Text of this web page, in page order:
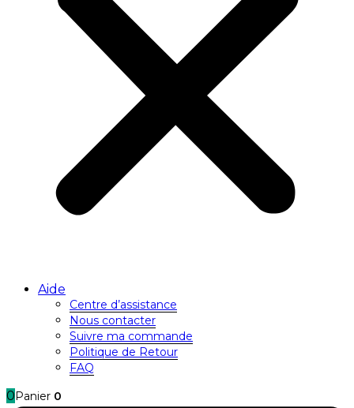
Aide
Centre d’assistance
Nous contacter
Suivre ma commande
Politique de Retour
FAQ
0 Panier 0